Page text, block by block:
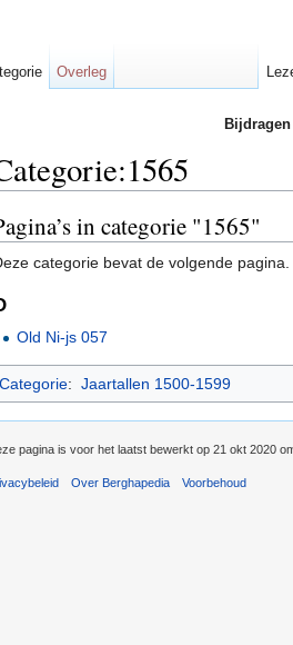
in categorie "1565"
categorie bevat de volgende pagina.
Old Ni-js 057
Categorie: Jaartallen 1500-1599
Overleg
pagina is voor het laatst bewerkt op 21 okt 2020
Over Berghapedia Voorbehoud